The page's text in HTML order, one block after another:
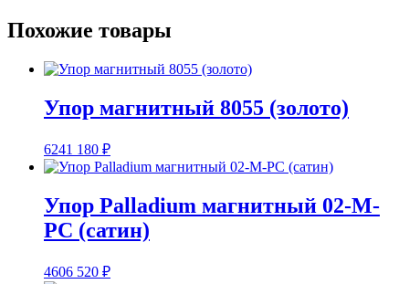
809
AC
Похожие товары
Упор магнитный 8055 (золото)
6241 180 ₽
Упор Palladium магнитный 02-M-
PС (сатин)
4606 520 ₽